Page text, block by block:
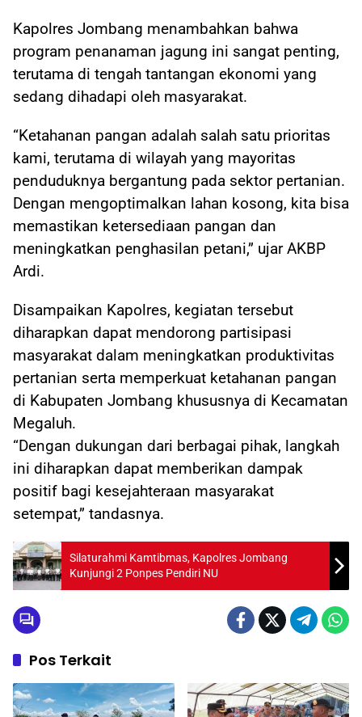
Kapolres Jombang menambahkan bahwa
program penanaman jagung ini sangat penting,
terutama di tengah tantangan ekonomi yang
sedang dihadapi oleh masyarakat.
“Ketahanan pangan adalah salah satu prioritas
kami, terutama di wilayah yang mayoritas
penduduknya bergantung pada sektor pertanian.
Dengan mengoptimalkan lahan kosong, kita bisa
memastikan ketersediaan pangan dan
meningkatkan penghasilan petani,” ujar AKBP
Ardi.
Disampaikan Kapolres, kegiatan tersebut
diharapkan dapat mendorong partisipasi
masyarakat dalam meningkatkan produktivitas
pertanian serta memperkuat ketahanan pangan
di Kabupaten Jombang khususnya di Kecamatan
Megaluh.
“Dengan dukungan dari berbagai pihak, langkah
ini diharapkan dapat memberikan dampak
positif bagi kesejahteraan masyarakat
setempat,” tandasnya.
Silaturahmi Kamtibmas, Kapolres Jombang
Kunjungi 2 Ponpes Pendiri NU
Pos Terkait